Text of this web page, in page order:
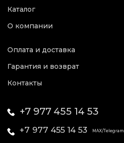
Каталог
О компании
Оплата и доставка
Гарантия и возврат
Контакты
+7 977 455 14 53
+7 977 455 14 53 MAX/Telegram